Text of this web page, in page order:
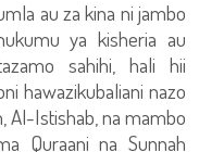
au za kina ni jambo
ya kisheria au
sahihi, hali hii
hawazikubaliani nazo
Al-Istishab, na mambo
Quraani na Sunnah